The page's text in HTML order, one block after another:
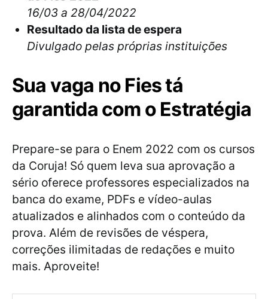
16/03 a 28/04/2022
Resultado da lista de espera
Divulgado pelas próprias instituições
Sua vaga no Fies tá
garantida com o Estratégia
Prepare-se para o Enem 2022 com os cursos
da Coruja! Só quem leva sua aprovação a
sério oferece professores especializados na
banca do exame, PDFs e vídeo-aulas
atualizados e alinhados com o conteúdo da
prova. Além de revisões de véspera,
correções ilimitadas de redações e muito
mais. Aproveite!